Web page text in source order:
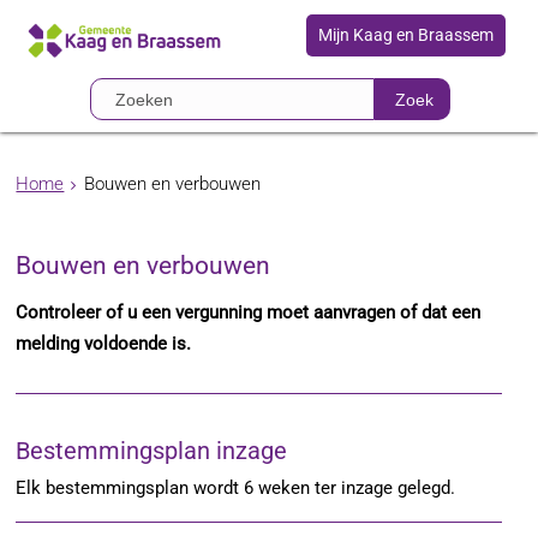
Mijn Kaag en Braassem
Zoek
Home Bouwen en verbouwen
Bouwen en verbouwen
Controleer of u een vergunning moet aanvragen of dat een
melding voldoende is.
Bestemmingsplan inzage
Elk bestemmingsplan wordt 6 weken ter inzage gelegd.